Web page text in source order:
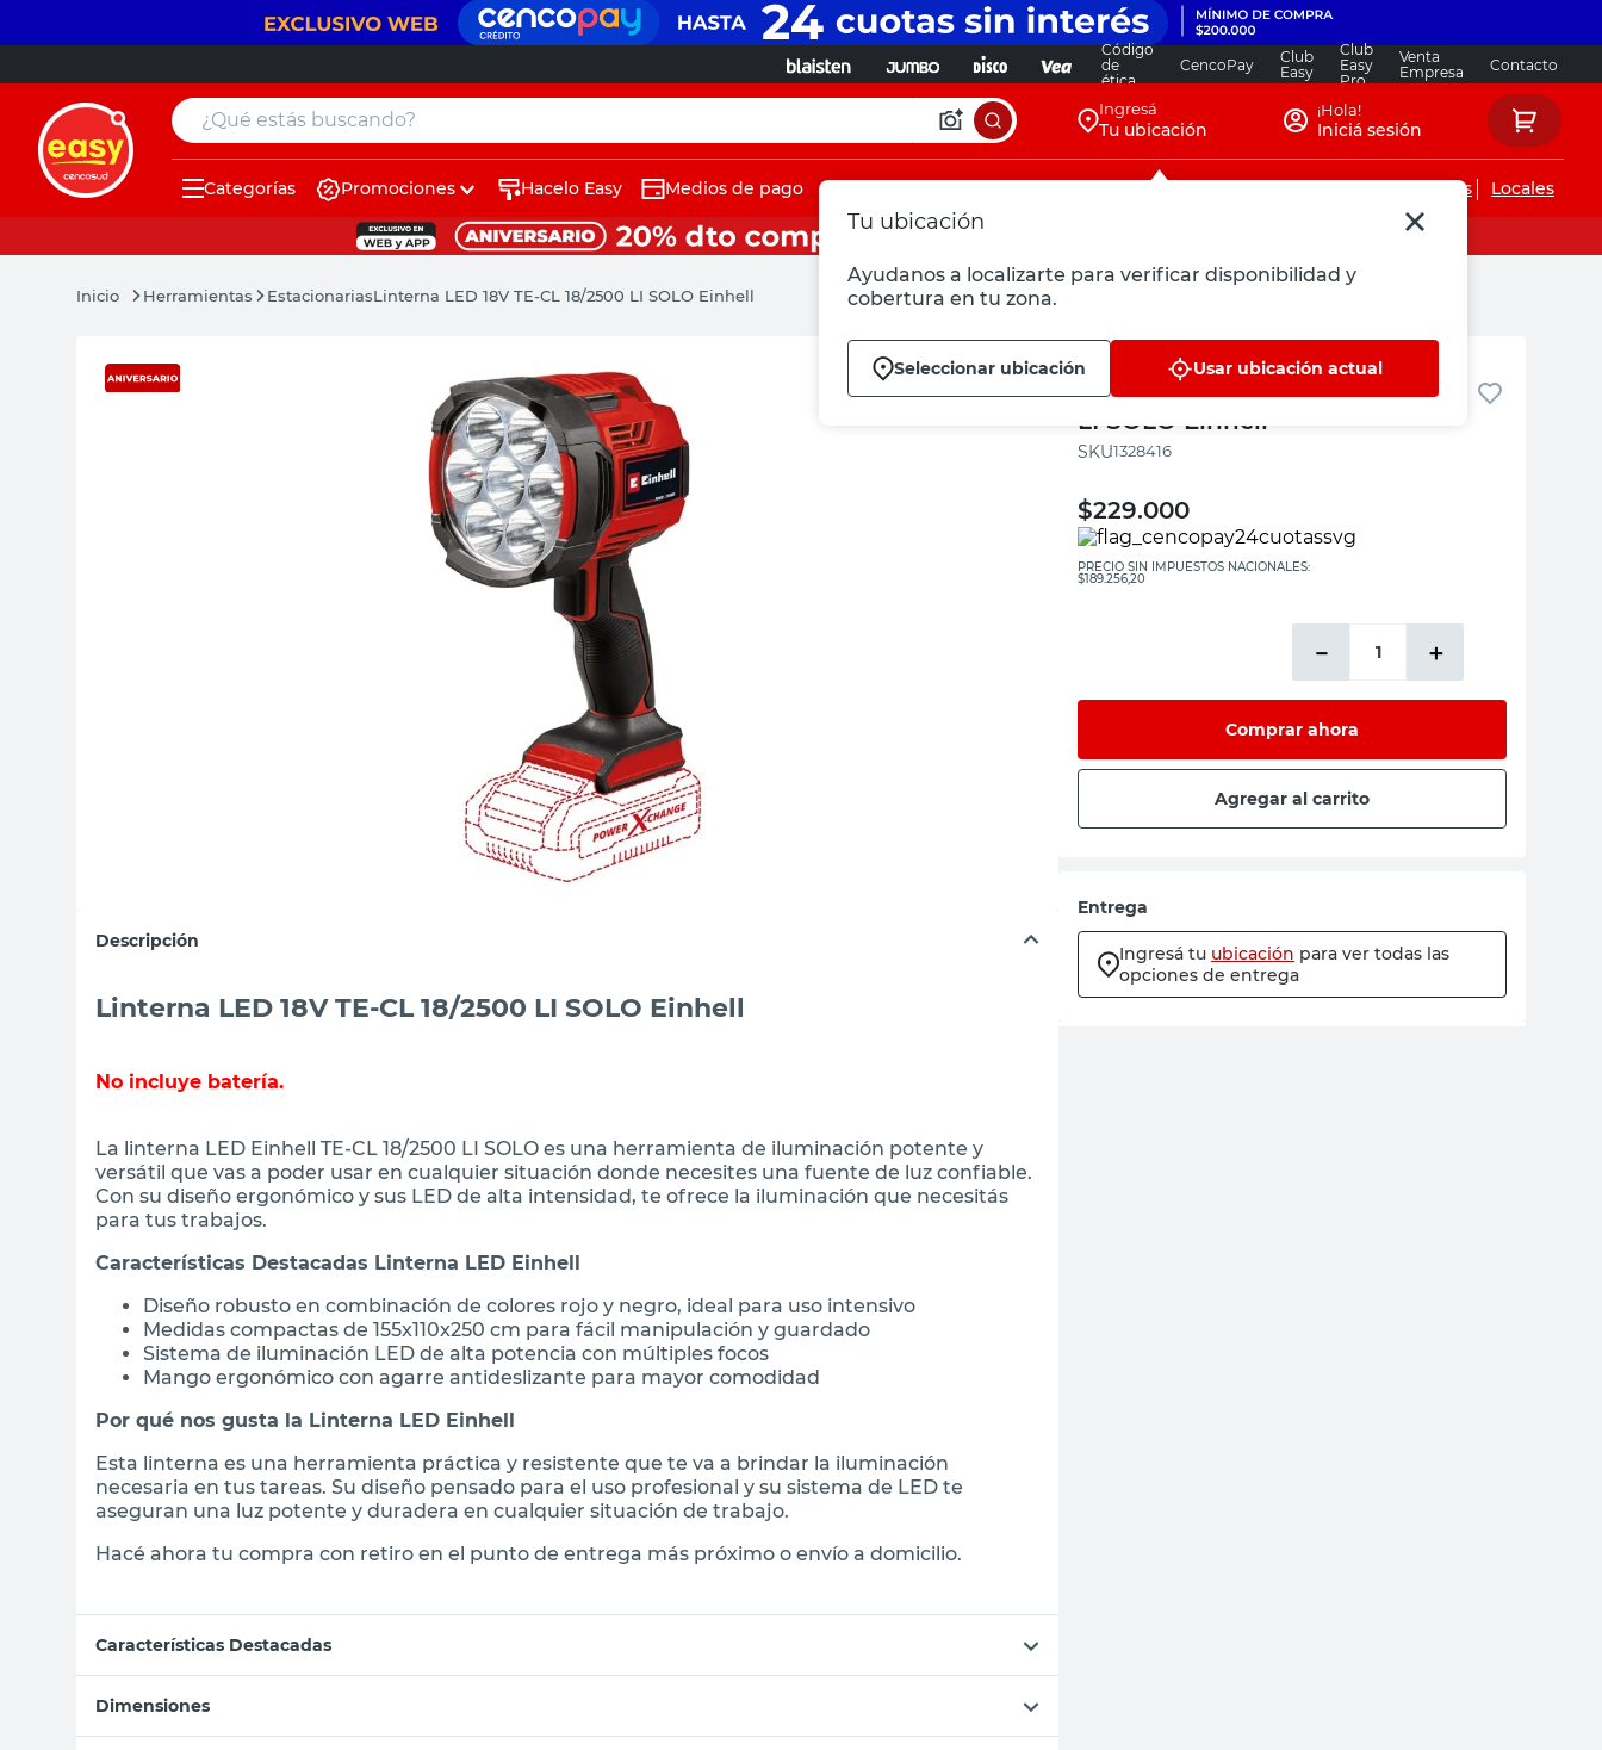
Código
de
ética
CencoPay
Club
Easy
Club
Easy
Pro
Venta
Empresa
Contacto
¿Qué estás buscando? Ingresá
Tu ubicación
Tu ubicación
Ayudanos a localizarte para verificar disponibilidad y
cobertura en tu zona.
Seleccionar ubicación Usar ubicación actual
¡Hola!
Iniciá sesión
Categorías Promociones Hacelo Easy Medios de pago Servicios de instalaciones Locales
Herramientas EstacionariasLinterna LED 18V TE-CL 18/2500 LI SOLO Einhell
Descripción
Linterna LED 18V TE-CL 18/2500 LI SOLO Einhell
No incluye batería.
La linterna LED Einhell TE-CL 18/2500 LI SOLO es una herramienta de iluminación potente y
versátil que vas a poder usar en cualquier situación donde necesites una fuente de luz confiable.
Con su diseño ergonómico y sus LED de alta intensidad, te ofrece la iluminación que necesitás
para tus trabajos.
Características Destacadas Linterna LED Einhell
Diseño robusto en combinación de colores rojo y negro, ideal para uso intensivo
Medidas compactas de 155x110x250 cm para fácil manipulación y guardado
Sistema de iluminación LED de alta potencia con múltiples focos
Mango ergonómico con agarre antideslizante para mayor comodidad
Por qué nos gusta la Linterna LED Einhell
Esta linterna es una herramienta práctica y resistente que te va a brindar la iluminación
necesaria en tus tareas. Su diseño pensado para el uso profesional y su sistema de LED te
aseguran una luz potente y duradera en cualquier situación de trabajo.
Hacé ahora tu compra con retiro en el punto de entrega más próximo o envío a domicilio.
Características Destacadas
Dimensiones
Einhell
Linterna LED 18V TE-CL 18/2500
LI SOLO Einhell
:1328416
$229.000
PRECIO SIN IMPUESTOS NACIONALES:
$189.256,20
＋
－
Comprar ahora
Agregar al carrito
Entrega
Ingresá tu ubicación para ver todas las
opciones de entrega
muebles